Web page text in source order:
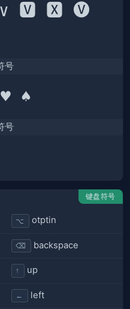
∨ 🆅 🆇 🅥
号
号
键盘符号
⌥ otptin
⌫ backspace
↑ up
← left